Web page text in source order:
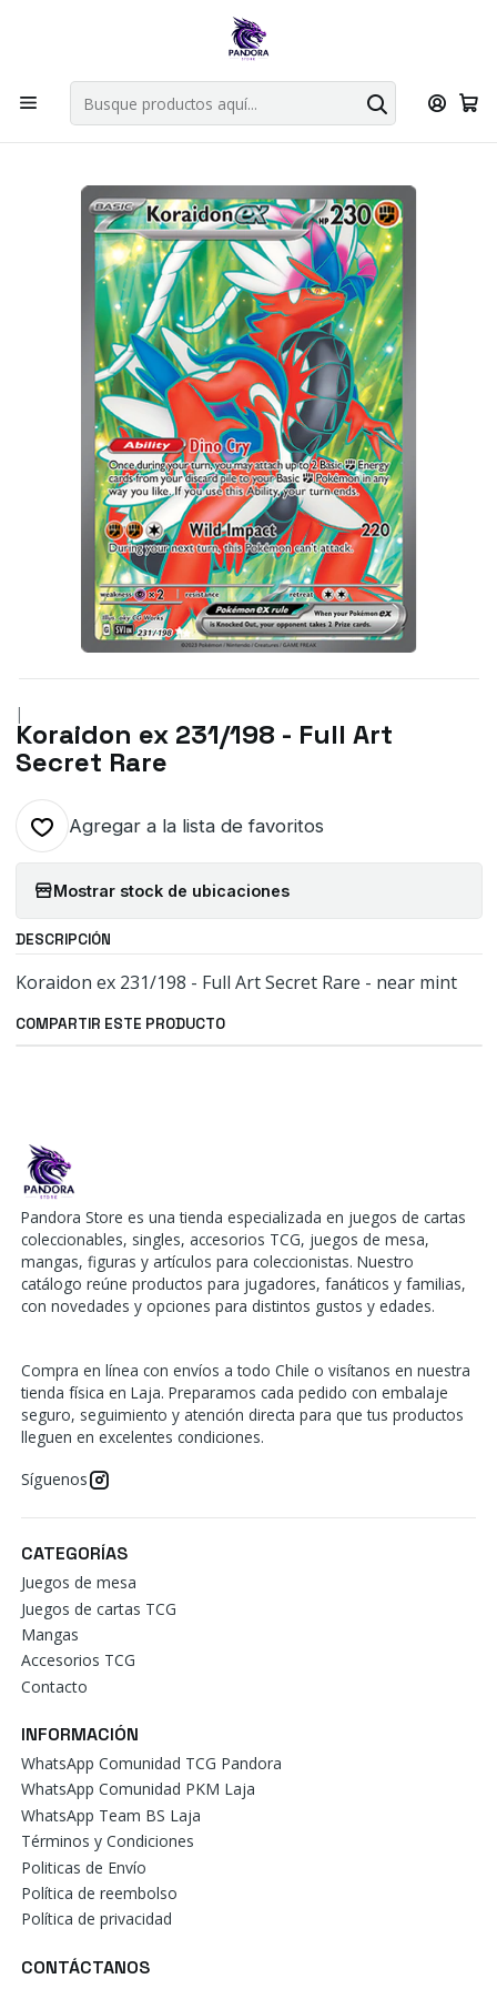
Por compras en cartas singles superiores a 49.990 el envio es
Explorar singles
Inicio Juegos de cartas TCG Pokémon TCG
Singles de Pokémon
|
Koraidon ex 231/198 - Full Art
Secret Rare
Agregar a la lista de favoritos
Mostrar stock de ubicaciones
DESCRIPCIÓN
Koraidon ex 231/198 - Full Art Secret Rare - near mint
COMPARTIR ESTE PRODUCTO
Pandora Store es una tienda especializada en juegos de cartas
coleccionables, singles, accesorios TCG, juegos de mesa,
mangas, figuras y artículos para coleccionistas. Nuestro
catálogo reúne productos para jugadores, fanáticos y familias,
con novedades y opciones para distintos gustos y edades.
Compra en línea con envíos a todo Chile o visítanos en nuestra
tienda física en Laja. Preparamos cada pedido con embalaje
seguro, seguimiento y atención directa para que tus productos
lleguen en excelentes condiciones.
Síguenos
CATEGORÍAS
Juegos de mesa
Juegos de cartas TCG
Mangas
Accesorios TCG
Contacto
INFORMACIÓN
WhatsApp Comunidad TCG Pandora
WhatsApp Comunidad PKM Laja
WhatsApp Team BS Laja
Términos y Condiciones
Politicas de Envío
Política de reembolso
Política de privacidad
CONTÁCTANOS